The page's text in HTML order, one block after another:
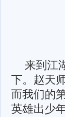
来到江
下。赵天
而我们的
英雄出少